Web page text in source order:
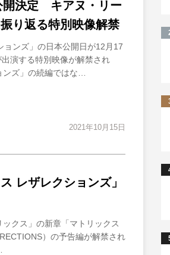
開決定 キアヌ・リー
り返る特別映像解禁
ョンズ」の日本公開日が12月17
演する特別映像が解禁され
ズ」の続編ではな…
2021年10月15日
レザレクションズ」
クス」の新章「マトリックス
）の予告編が解禁され